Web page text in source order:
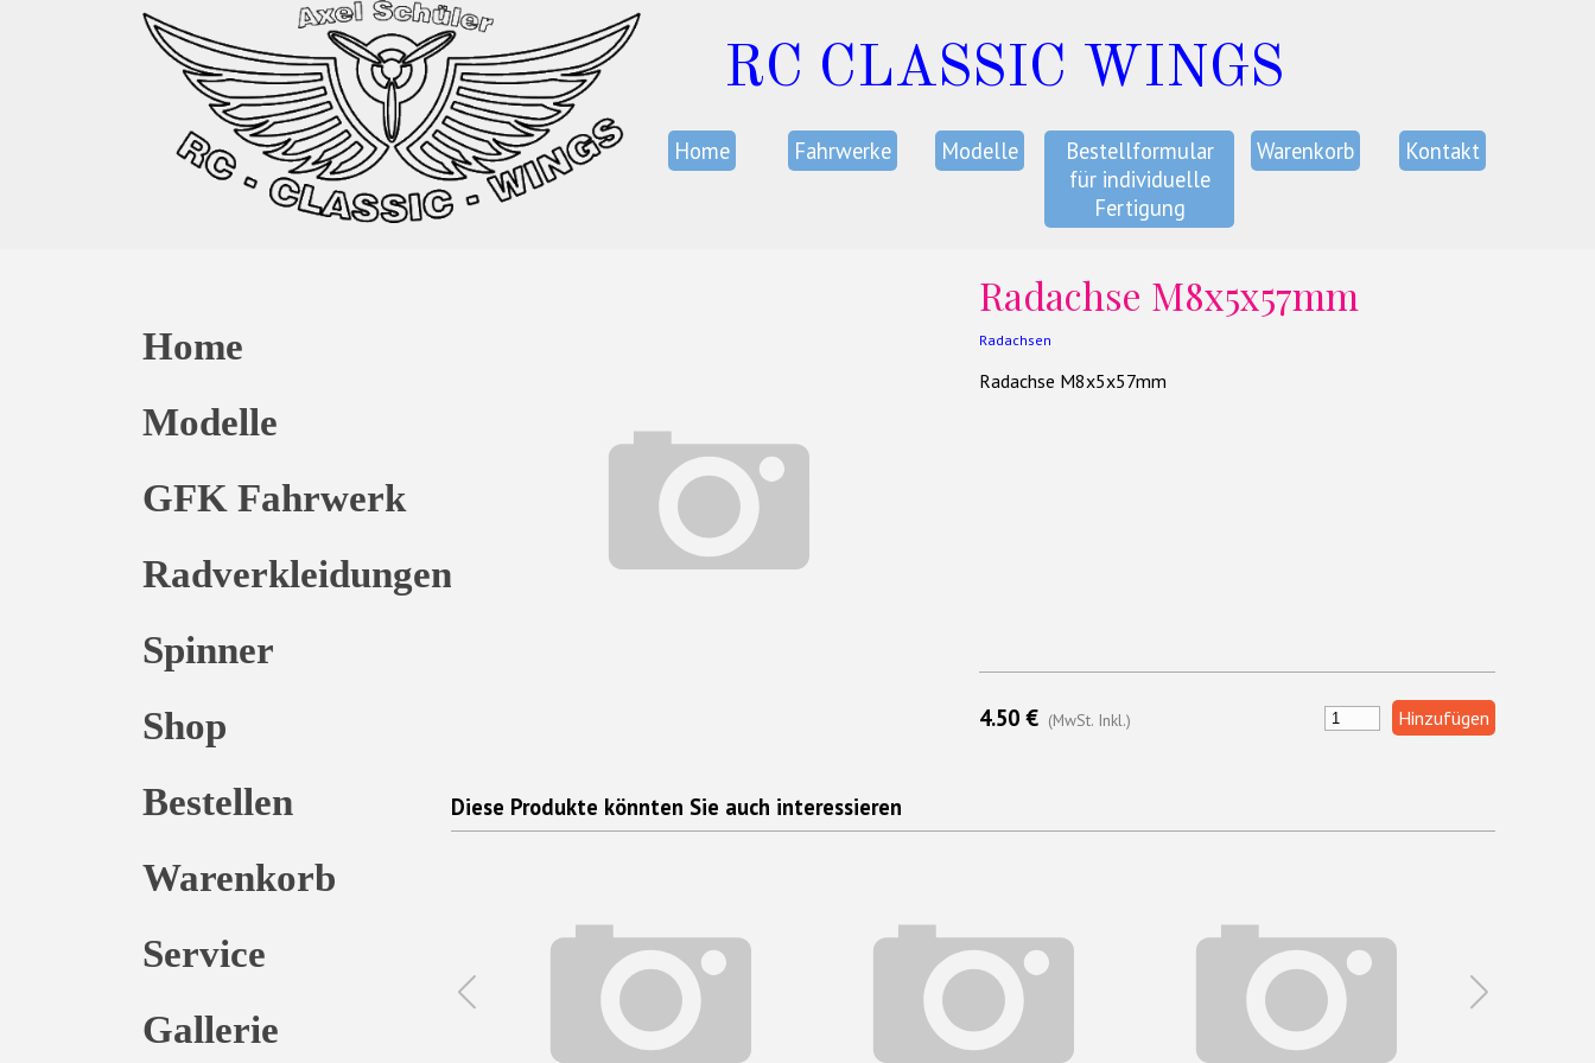
RC CLASSIC WINGS
Home Fahrwerke Warenkorb
Modelle Kontakt
Bestellformular
für individuelle
Fertigung
Home
Modelle
GFK Fahrwerk
Radverkleidungen
Spinner
Shop
Bestellen
Warenkorb
Service
Gallerie
Radachse M8x5x57mm
Radachsen
Radachse M8x5x57mm
4.50 € (MwSt. Inkl.)
Diese Produkte könnten Sie auch interessieren